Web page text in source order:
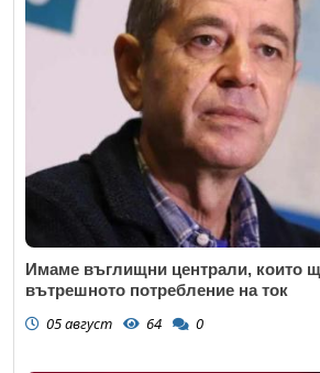
Имаме въглищни централи, които
вътрешното потребление на ток
05 август 64 0